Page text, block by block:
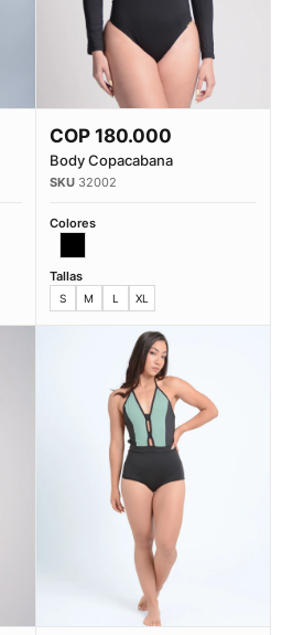
Comprar Ahora
COP180.000
Body Copacabana
32002
Colores
Tallas
S M L XL